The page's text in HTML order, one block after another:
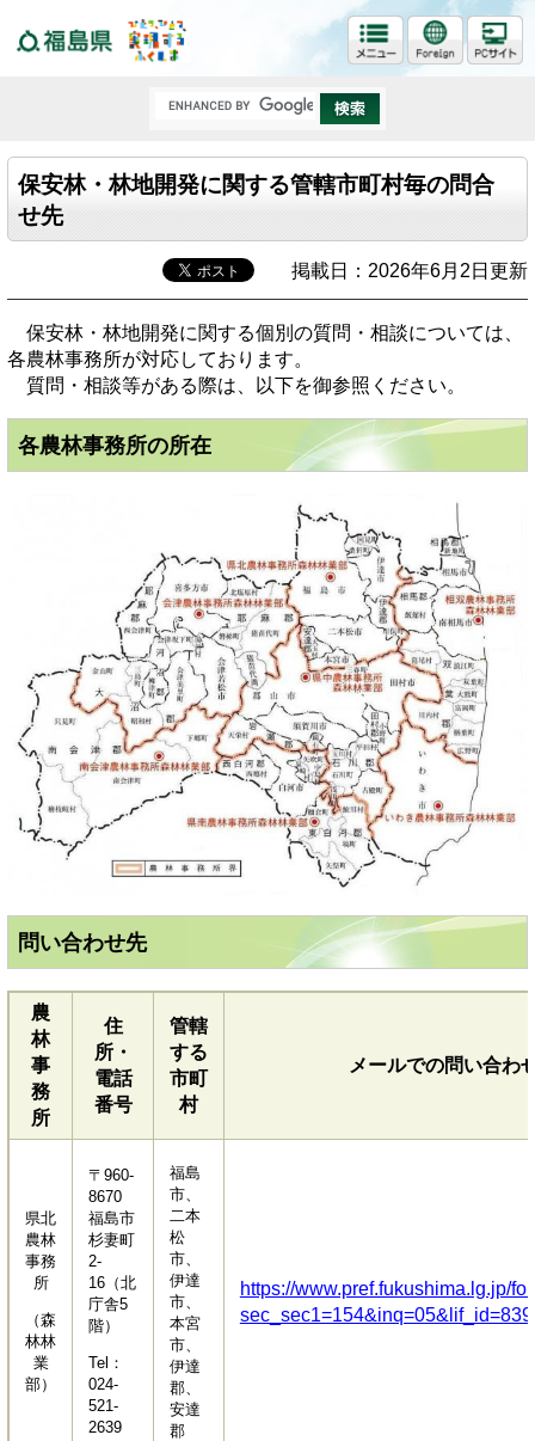
保安林・林地開発に関する管轄市町村毎の問合
せ先
掲載日：2026年6月2日更新
保安林・林地開発に関する個別の質問・相談については、
各農林事務所が対応しております。
質問・相談等がある際は、以下を御参照ください。
各農林事務所の所在
問い合わせ先
農
林
事
務
所
住
所・
電話
番号
管轄
する
市町
村
メールでの問い合わ
県北
農林
事務
所
（森
林林
業
部）
〒960-
8670
福島市
杉妻町
2-
16（北
庁舎5
階）
Tel：
024-
521-
2639
福島
市、
二本
松
市、
伊達
市、
本宮
市、
伊達
郡、
安達
郡
https://www.pref.fukushima.lg.jp/